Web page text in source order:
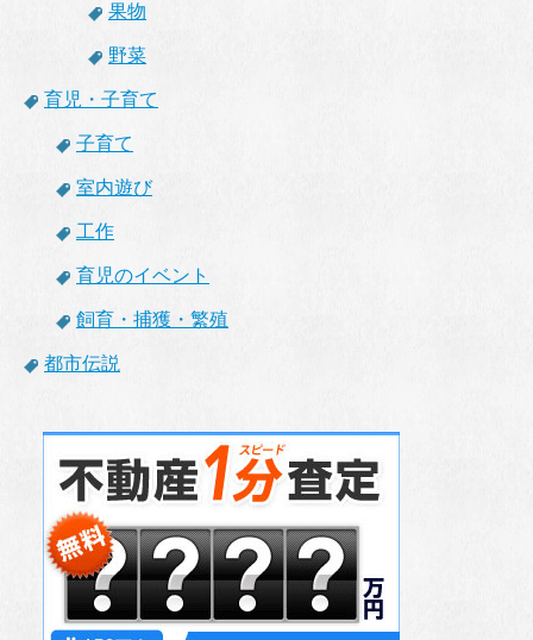
果物
野菜
育児・子育て
子育て
室内遊び
工作
育児のイベント
飼育・捕獲・繁殖
都市伝説